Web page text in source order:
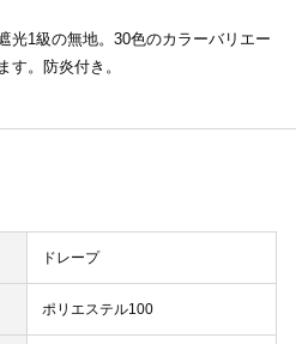
光1級の無地。30色のカラーバリエー
す。防炎付き。
ドレープ
ポリエステル100